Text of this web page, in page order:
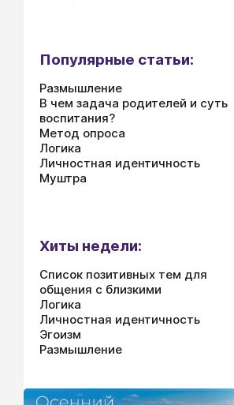
Популярные статьи:
Размышление
В чем задача родителей и суть
воспитания?
Метод опроса
Логика
Личностная идентичность
Муштра
Хиты недели:
Список позитивных тем для
общения с близкими
Логика
Личностная идентичность
Эгоизм
Размышление